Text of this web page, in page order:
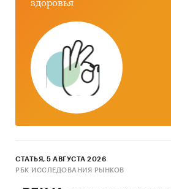
показатели розничной
гражданским оружием
оценки экспертов рынка
Категории: Промышленность
металлические изделия
Россия
здоровья
СТАТЬЯ, 5 АВГУСТА 2026
РБК ИССЛЕДОВАНИЯ РЫНКОВ